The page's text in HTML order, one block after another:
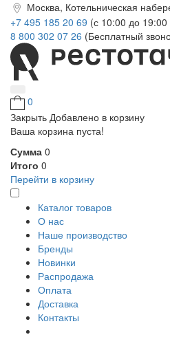
Москва, Котельническая
+7 495 185 20 69 (с 10:00 до 19:00
8 800 302 07 26 (Бесплатный
0
Закрыть Добавлено в корзину
Ваша корзина пуста!
Сумма 0
Итого 0
Перейти в корзину
Каталог товаров
О нас
Наше производство
Бренды
Новинки
Распродажа
Оплата
Доставка
Контакты